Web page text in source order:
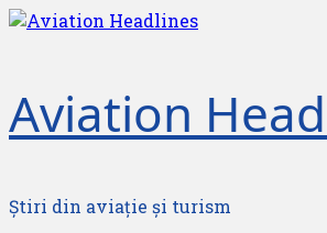
Skip
Aviation
Știri din aviație și turism